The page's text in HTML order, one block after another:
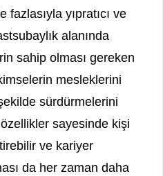
yıpratıcı ve
alanında
sahip olması gereken
mesleklerini
sürdürmelerini
sayesinde kişi
ve kariyer
da her zaman daha